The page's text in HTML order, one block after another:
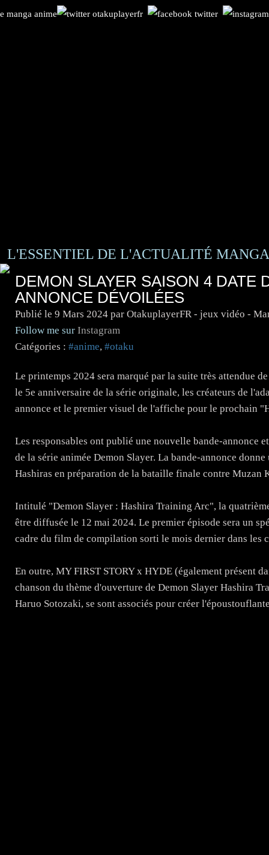
L'ESSENTIEL DE L'ACTUALITÉ
DEMON SLAYER SAISON 4 DATE
ANNONCE DÉVOILÉES
Publié le 9 Mars 2024 par OtakuplayerFR - jeux vidéo -
Follow me sur Instagram
Catégories : #anime, #otaku
Le printemps 2024 sera marqué par la suite très attendue
le 5e anniversaire de la série originale, les créateurs de
annonce et le premier visuel de l'affiche pour le prochain
Les responsables ont publié une nouvelle bande-annonce
de la série animée Demon Slayer. La bande-annonce
Hashiras en préparation de la bataille finale contre Muzan
Intitulé "Demon Slayer : Hashira Training Arc", la
être diffusée le 12 mai 2024. Le premier épisode sera un
cadre du film de compilation sorti le mois dernier dans les
En outre, MY FIRST STORY x HYDE (également présent
chanson du thème d'ouverture de Demon Slayer Hashira
Haruo Sotozaki, se sont associés pour créer